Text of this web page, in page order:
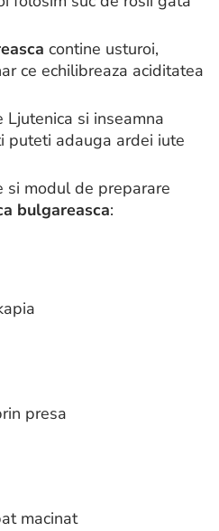
contine usturoi,
ce echilibreaza aciditatea
si inseamna
puteti adauga ardei iute
modul de preparare
bulgareasca:
presa
macinat